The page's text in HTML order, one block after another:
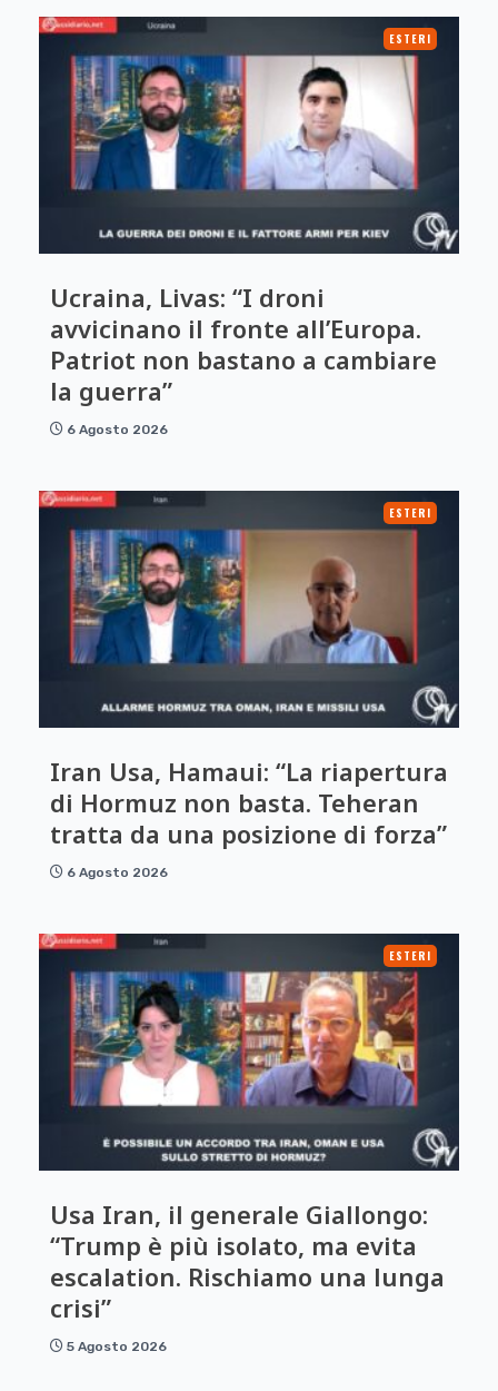
ESTERI
Ucraina, Livas: “I droni
avvicinano il fronte all’Europa.
Patriot non bastano a cambiare
la guerra”
6 Agosto 2026
ESTERI
Iran Usa, Hamaui: “La riapertura
di Hormuz non basta. Teheran
tratta da una posizione di forza”
6 Agosto 2026
ESTERI
Usa Iran, il generale Giallongo:
“Trump è più isolato, ma evita
escalation. Rischiamo una lunga
crisi”
5 Agosto 2026